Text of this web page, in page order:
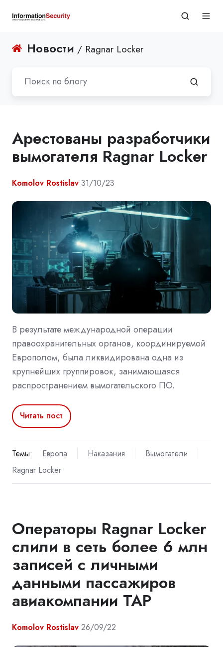
Новости / Ragnar Locker
Арестованы разработчики
вымогателя Ragnar Locker
Komolov Rostislav 31/10/23
В результате международной операции
правоохранительных органов, координируемой
Европолом, была ликвидирована одна из
крупнейших группировок, занимающаяся
распространением вымогательского ПО.
Читать пост
Темы: Европа Наказания
Вымогатели
Ragnar Locker
Операторы Ragnar Locker
слили в сеть более 6 млн
записей с личными
данными пассажиров
авиакомпании TAP
Komolov Rostislav 26/09/22